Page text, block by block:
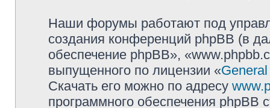
Наши форумы работают под
создания конференций phpBB (в
обеспечение phpBB»,
выпущенного по лицензии «
Скачать его можно по адресу
программного обеспечения phpBB